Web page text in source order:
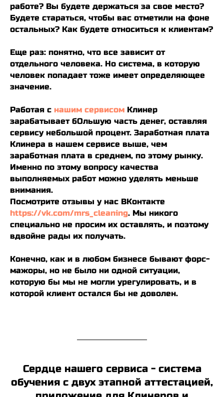
работе? Вы будете держаться за свое место?
Будете стараться, чтобы вас отметили на фоне
остальных? Как будете относиться к клиентам?
Еще раз: понятно, что все зависит от
отдельного человека. Но система, в которую
человек попадает тоже имеет определяющее
значение.
Работая с нашим сервисом Клинер
зарабатывает бОльшую часть денег, оставляя
сервису небольшой процент. Заработная плата
Клинера в нашем сервисе выше, чем
заработная плата в среднем, по этому рынку.
Именно по этому вопросу качества
выполняемых работ можно уделять меньше
внимания.
Посмотрите отзывы у нас ВКонтакте
https://vk.com/mrs_cleaning. Мы никого
специально не просим их оставлять, и поэтому
вдвойне рады их получать.
Конечно, как и в любом бизнесе бывают форс-
мажоры, но не было ни одной ситуации,
которую бы мы не могли урегулировать, и в
которой клиент остался бы не доволен.
Сердце нашего сервиса - система
обучения с двух этапной аттестацией,